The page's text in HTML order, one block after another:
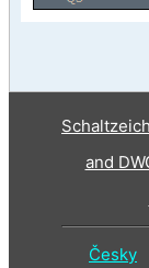
and
Česky